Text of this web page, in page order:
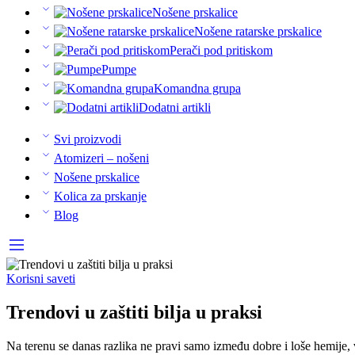
Nošene prskalice
Nošene ratarske prskalice
Perači pod pritiskom
Pumpe
Komandna grupa
Dodatni artikli
Svi proizvodi
Atomizeri – nošeni
Nošene prskalice
Kolica za prskanje
Blog
Korisni saveti
Trendovi u zaštiti bilja u praksi
Na terenu se danas razlika ne pravi samo između dobre i loše